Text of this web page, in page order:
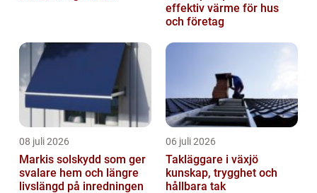
effektiv värme för hus
och företag
08 juli 2026
Markis solskydd som ger
svalare hem och längre
livslängd på inredningen
06 juli 2026
Takläggare i växjö
kunskap, trygghet och
hållbara tak